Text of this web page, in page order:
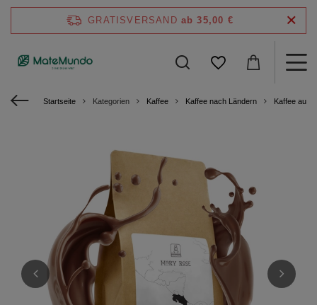
GRATISVERSAND ab 35,00 €
Startseite Kategorien Kaffee Kaffee nach Ländern Kaffee aus